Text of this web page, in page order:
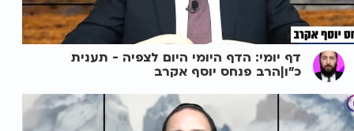
דף יומי: הדף היומי היום לצפיה - תענית
כ"ו|הרב פנחס יוסף אקרב